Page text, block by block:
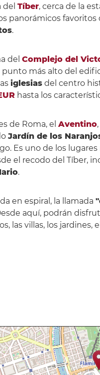
Tíber, cerca de la
panorámicos
.
del Complejo del
más alto del
iglesiasdel centro
hasta los
de Roma, el Aventino
Jardín de los
Es uno de los
el recodo del Tíber,
.
en espiral, la llamada
aquí, podrán
las villas, los jardines,